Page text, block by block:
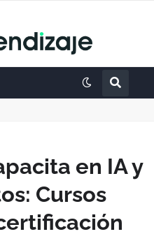
en IA y
Cursos